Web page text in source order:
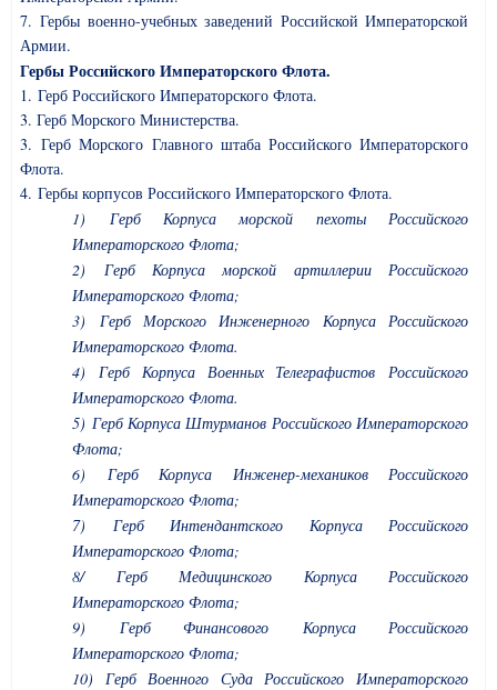
7. Гербы военно-учебных заведений Российской Императорской
Армии.
Гербы Российского Императорского Флота.
1. Герб Российского Императорского Флота.
3. Герб Морского Министерства.
3. Герб Морского Главного штаба Российского Императорского
Флота.
4. Гербы корпусов Российского Императорского Флота.
1) Герб Корпуса морской пехоты Российского
Императорского Флота;
2) Герб Корпуса морской артиллерии Российского
Императорского Флота;
3) Герб Морского Инженерного Корпуса Российского
Императорского Флота.
4) Герб Корпуса Военных ТелеграфистовРоссийского
Императорского Флота.
5) Герб Корпуса Штурманов Российского Императорского
Флота;
6) Герб Корпуса Инженер-механиков Российского
Императорского Флота;
7) Герб Интендантского Корпуса Российского
Императорского Флота;
8/ Герб Медицинского Корпуса Российского
Императорского Флота;
9) Герб Финансового Корпуса Российского
Императорского Флота;
10) Герб Военного Суда Российского Императорского